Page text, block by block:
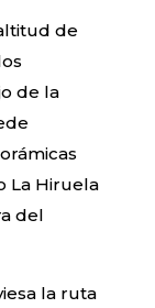
de
de la
La Hiruela
del
la ruta